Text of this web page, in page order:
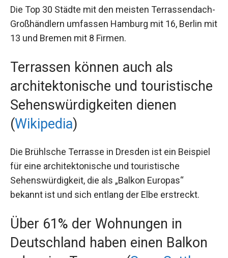
Die Top 30 Städte mit den meisten Terrassendach-
Großhändlern umfassen Hamburg mit 16, Berlin mit
13 und Bremen mit 8 Firmen.
Terrassen können auch als
architektonische und touristische
Sehenswürdigkeiten dienen
(Wikipedia)
Die Brühlsche Terrasse in Dresden ist ein Beispiel
für eine architektonische und touristische
Sehenswürdigkeit, die als „Balkon Europas“
bekannt ist und sich entlang der Elbe erstreckt.
Über 61% der Wohnungen in
Deutschland haben einen Balkon